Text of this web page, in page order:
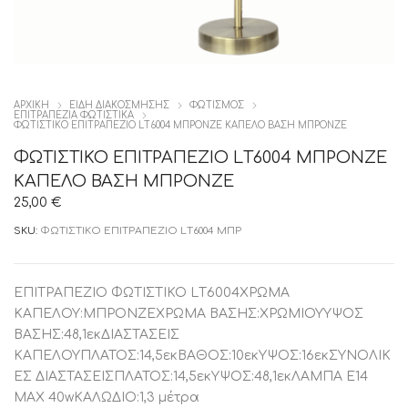
ΑΡΧΙΚΉ ΕΙΔΗ ΔΙΑΚΟΣΜΗΣΗΣ
ΦΩΤΙΣΜΟΣ
ΕΠΙΤΡΑΠΕΖΙΑ ΦΩΤΙΣΤΙΚΑ
ΦΩΤΙΣΤΙΚΟ ΕΠΙΤΡΑΠΕΖΙΟ LΤ6004 ΜΠΡΟΝΖΕ ΚΑΠΕΛΟ ΒΑΣΗ ΜΠΡΟΝΖΕ
ΦΩΤΙΣΤΙΚΟ ΕΠΙΤΡΑΠΕΖΙΟ LΤ6004 ΜΠΡΟΝΖΕ
ΚΑΠΕΛΟ ΒΑΣΗ ΜΠΡΟΝΖΕ
25,00 €
SKU: ΦΩΤΙΣΤΙΚΟ ΕΠΙΤΡΑΠΕΖΙΟ LΤ6004 ΜΠΡ
ΕΠΙΤΡΑΠΕΖΙΟ ΦΩΤΙΣΤΙΚΟ LΤ6004ΧΡΩΜΑ
ΚΑΠΕΛΟΥ:ΜΠΡΟΝΖΕΧΡΩΜΑ ΒΑΣΗΣ:ΧΡΩΜΙΟΥΥΨΟΣ
ΒΑΣΗΣ:48,1εκΔΙΑΣΤΑΣΕΙΣ
ΚΑΠΕΛΟΥΠΛΑΤΟΣ:14,5εκΒΑΘΟΣ:10εκΥΨΟΣ:16εκΣΥΝΟΛΙΚ
ΕΣ ΔΙΑΣΤΑΣΕΙΣΠΛΑΤΟΣ:14,5εκΥΨΟΣ:48,1εκΛΑΜΠΑ Ε14
ΜΑΧ 40wΚΑΛΩΔΙΟ:1,3 μέτρα